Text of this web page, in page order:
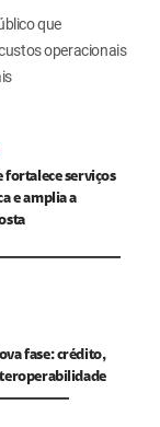
que
operacionais
fortalece serviços
e amplia a
fase: crédito,